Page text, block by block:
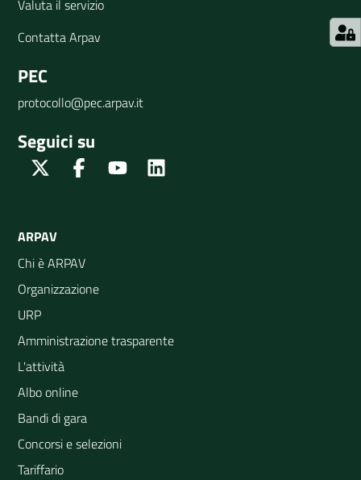
Valuta il servizio
Contatta Arpav
PEC
protocollo@pec.arpav.it
Seguici su
Twitter FacebookYoutube
ARPAV
Chi è ARPAV
Organizzazione
URP
Amministrazione trasparente
L'attività
Albo online
Bandi di gara
Concorsi e selezioni
Tariffario